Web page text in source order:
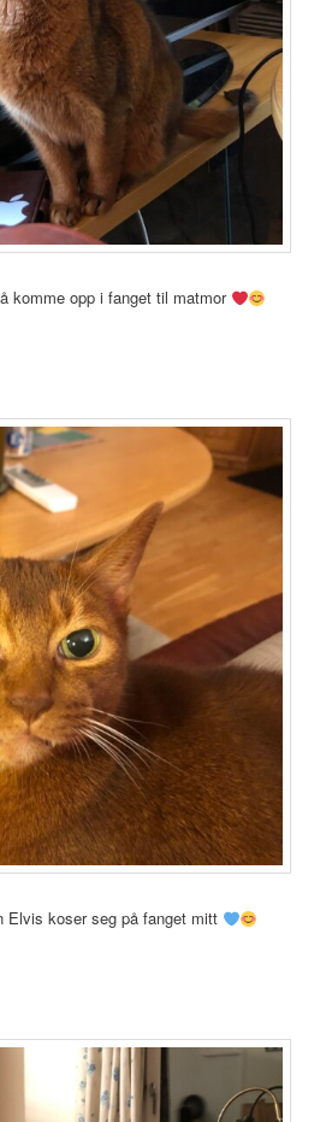
komme opp i fanget til matmor
Elvis koser seg på fanget mitt